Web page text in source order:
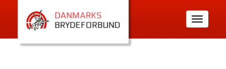
Toggle
navigation